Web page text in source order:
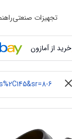
تجهیزات صنعتی
خرید از آمازون